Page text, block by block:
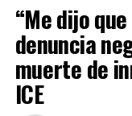
“Me dijo
denuncia
muerte de
ICE